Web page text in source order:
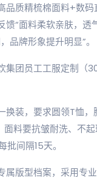
品质精梳棉面料+数
馈“面料柔软亲肤，透
品牌形象提升明显”。
集团员工工服定制（
换装，要求圆领T恤，
面料要抗皱耐洗、不
批间隔15天。
属版型档案，采用专